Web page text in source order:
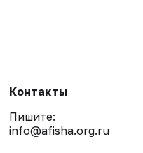
Контакты
Пишите:
info@afisha.org.ru